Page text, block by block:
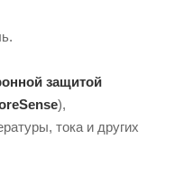
защитой
),
тока и других